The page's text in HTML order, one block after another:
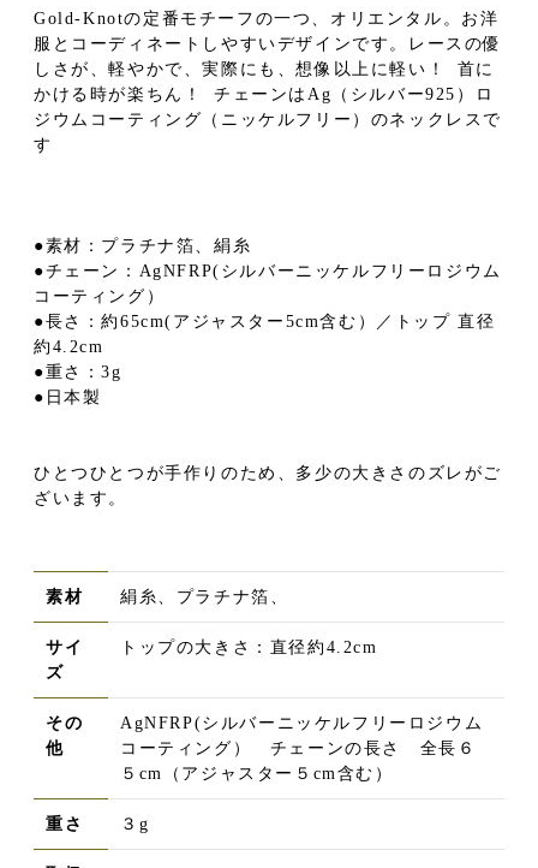
Gold-Knotの定番モチーフの一つ、オリエンタル。お洋
服とコーディネートしやすいデザインです。レースの優
しさが、軽やかで、実際にも、想像以上に軽い！ 首に
かける時が楽ちん！ チェーンはAg（シルバー925）ロ
ジウムコーティング（ニッケルフリー）のネックレスで
す
●素材：プラチナ箔、絹糸
●チェーン：AgNFRP(シルバーニッケルフリーロジウム
コーティング）
●長さ：約65cm(アジャスター5cm含む）／トップ 直径
約4.2cm
●重さ：3g
●日本製
ひとつひとつが手作りのため、多少の大きさのズレがご
ざいます。
素材 絹糸、プラチナ箔、
サイ
ズ
トップの大きさ：直径約4.2cm
その
他
AgNFRP(シルバーニッケルフリーロジウム
コーティング） チェーンの長さ 全長６
５cm（アジャスター５cm含む）
重さ ３g